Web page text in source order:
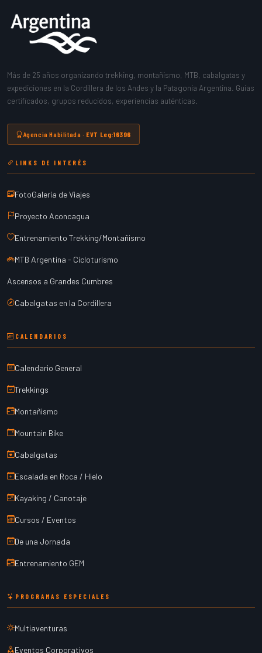
Más de 25 años organizando trekking, montañismo, MTB, cabalgatas y
expediciones en la Cordillera de los Andes y la Patagonia Argentina. Guías
certificados, grupos reducidos, experiencias auténticas.
Agencia Habilitada · EVT Leg:16396
LINKS DE INTERÉS
FotoGalería de Viajes
Proyecto Aconcagua
Entrenamiento Trekking/Montañismo
MTB Argentina - Cicloturismo
Ascensos a Grandes Cumbres
Cabalgatas en la Cordillera
CALENDARIOS
Calendario General
Trekkings
Montañismo
Mountain Bike
Cabalgatas
Escalada en Roca / Hielo
Kayaking / Canotaje
Cursos / Eventos
De una Jornada
Entrenamiento GEM
PROGRAMAS ESPECIALES
Multiaventuras
Eventos Corporativos